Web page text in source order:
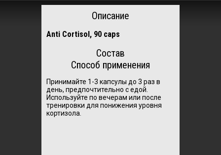
Описание
Anti Cortisol, 90 caps
Состав
Способ применения
Принимайте 1-3 капсулы до 3 раз в
день, предпочтительно с едой.
Используйте по вечерам или после
тренировки для понижения уровня
кортизола.